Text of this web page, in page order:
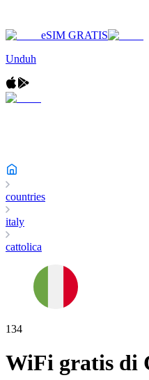
eSIM GRATIS
Unduh
countries
italy
cattolica
134
WiFi gratis di